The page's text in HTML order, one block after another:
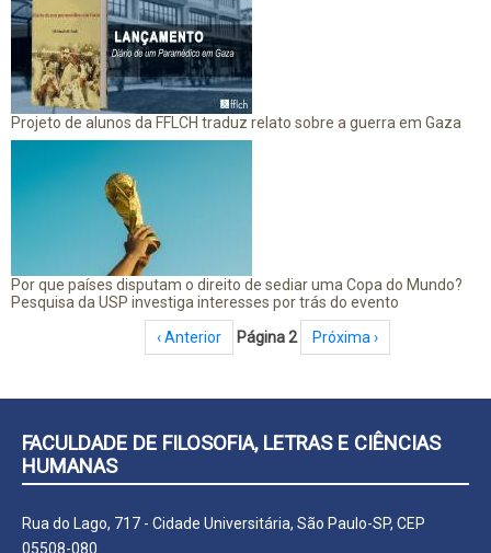
Projeto de alunos da FFLCH traduz relato sobre a guerra em Gaza
Por que países disputam o direito de sediar uma Copa do Mundo?
Pesquisa da USP investiga interesses por trás do evento
Página anterior
‹ Anterior Página 2 Próxima página
Próxima ›
FACULDADE DE FILOSOFIA, LETRAS E CIÊNCIAS
HUMANAS
Rua do Lago, 717 - Cidade Universitária, São Paulo-SP, CEP
05508-080